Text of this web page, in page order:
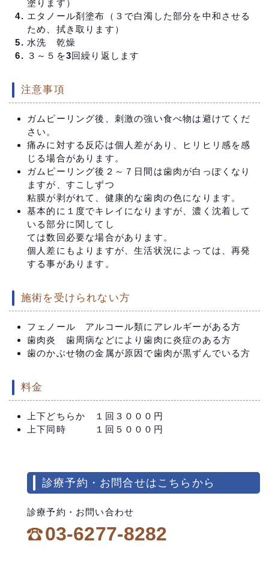
塗ります）
エタノール剤塗布（３で白濁した部分を中和させる
ため、拭き取ります）
水洗 乾燥
３～５を3回繰り返します
注意事項
ガムピーリング後、刺激の強い食べ物は避けてくだ
さい。
痛みに対する反応は個人差があり、ヒリヒリ感を感
じる場合があります。
ガムピーリング後２～７日間は歯肉が白っぽくなり
ますが、すこしずつ
粘膜が剥がれて、健康的な歯肉の色になります。
基本的に１度でキレイになりますが、濃く沈着して
いる部分に関してし
ては数回必要な場合があります。
個人差にもよりますが、生活状況によっては、再発
する事があります。
施術を受けられない方
フェノール アルコール類にアレルギーがある方
歯肉炎 歯周病などにより歯肉に炎症のある方
歯のかぶせ物の金属が原因で歯肉が黒ずんでいる方
料金
上下どちらか １回３０００円
上下同時 １回５０００円
診療予約・お問合せはこちらから
診療予約・お問い合わせ
03-6277-8282